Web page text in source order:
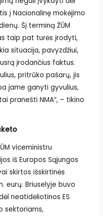
į Nacionalinę mokėjimo
Šį terminą ŽŪM
taip pat turės įrodyti,
situacija, pavyzdžiui,
įrodančius faktus.
pritrūko pašarų, jis
jame ganyti gyvulius,
pranešti NMA“, – tikino
viceministru
iš Europos Sąjungos
skirtos išskirtinės
eurų. Briuselyje buvo
neatidėliotinos ES
sektoriams,